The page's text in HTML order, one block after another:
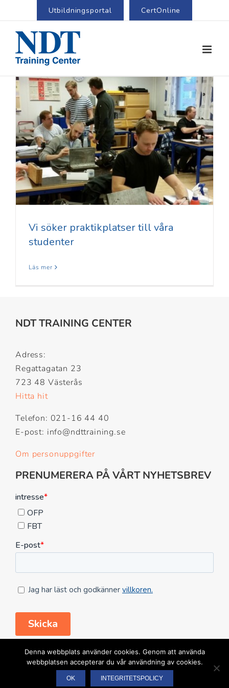
Utbildningsportal CertOnline
Vi söker praktikplatser till våra
studenter
Läs mer
NDT TRAINING CENTER
Adress:
Regattagatan 23
723 48 Västerås
Hitta hit
Telefon: 021-16 44 40
E-post: info@ndttraining.se
Om personuppgifter
PRENUMERERA PÅ VÅRT NYHETSBREV
FÖLJ OSS HÄR
Denna webbplats använder cookies. Genom att använda
webbplatsen accepterar du vår användning av cookies.
OK INTEGRITETSPOLICY